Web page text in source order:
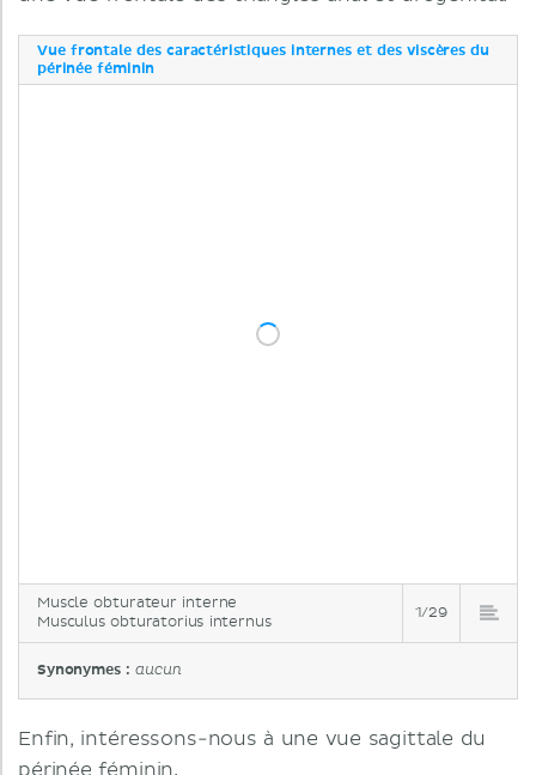
Vue frontale des caractéristiques internes et des viscères du
périnée féminin
Muscle obturateur interne
Musculus obturatorius internus
1/29
Synonymes :aucun
Enfin, intéressons-nous à une vue sagittale du
périnée féminin.